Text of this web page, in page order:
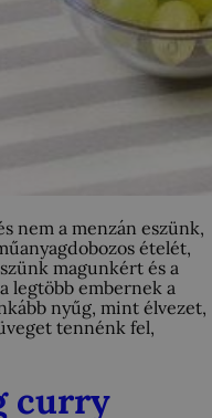
nem a menzán eszünk,
ételét,
magunkért és a
legtöbb embernek a
nyűg, mint élvezet,
tennénk fel,
curry